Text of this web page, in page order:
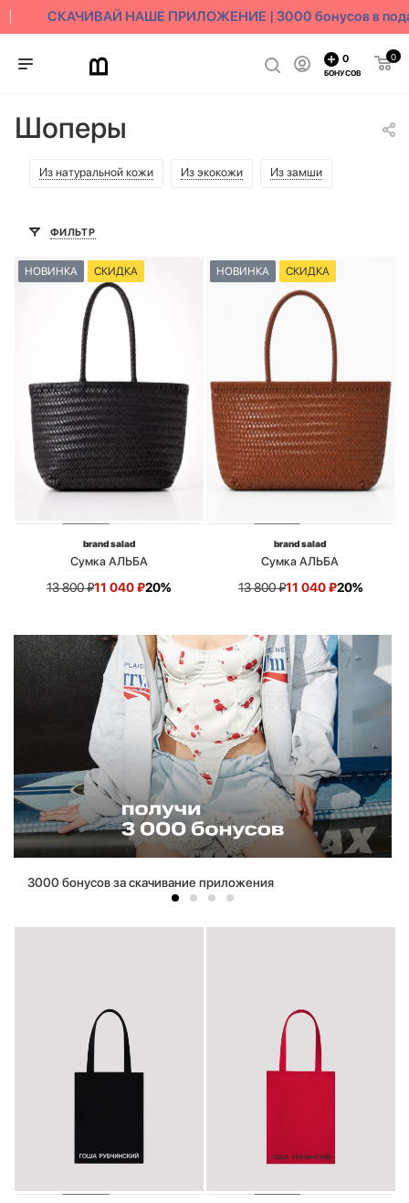
СКАЧИВАЙ НАШЕ ПРИЛОЖЕНИЕ | 3000 бонусов в
0
0
БОНУСОВ
Шоперы
Из натуральной кожи Из экокожи Из замши
ФИЛЬТР
НОВИНКА СКИДКА
brand salad
Сумка АЛЬБА
13 800₽11 040₽20%
НОВИНКА СКИДКА
brand salad
Сумка АЛЬБА
13 800₽11 040₽20%
3000 бонусов за скачивание приложения